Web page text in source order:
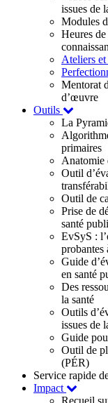
issues de
Modules
Heures
Ateliers
Mentorat
d’œuvre
Outils
La
primaires
Anatomie
Outil
Outil de
Prise de
santé
EvSyS :
probantes
Guide
en santé
Des
la santé
Outils
issues de
Guide
Outil de
(PÉR)
Service rapide
Impact
Recueil